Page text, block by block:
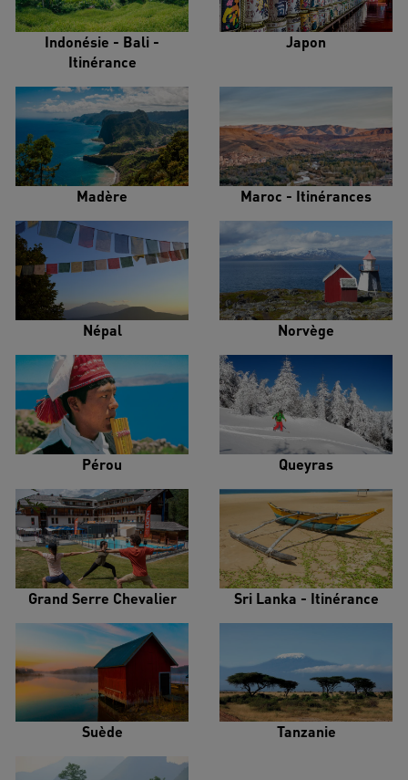
Indonésie - Bali -
Itinérance
Japon
Madère Maroc - Itinérances
Népal Norvège
Pérou Queyras
Grand Serre Chevalier Sri Lanka - Itinérance
Suède Tanzanie